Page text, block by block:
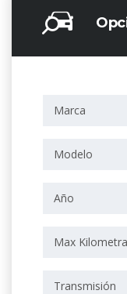
Marca
Modelo
Año
Max
Transmisión